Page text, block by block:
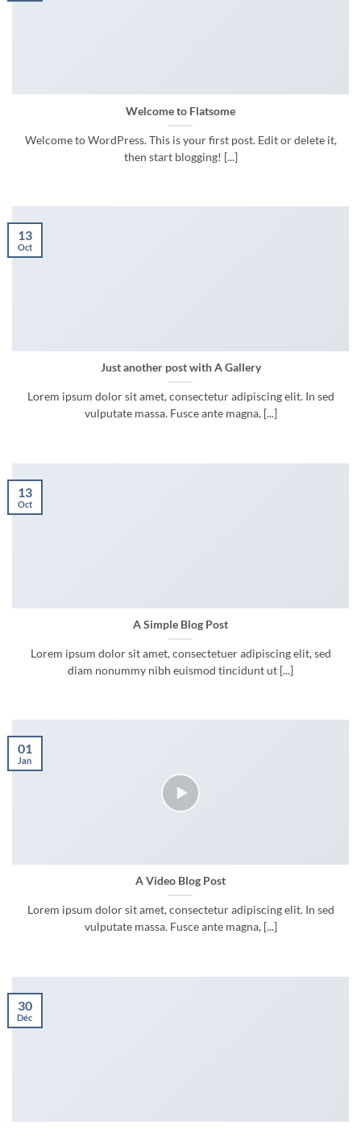
Welcome to Flatsome
Welcome to WordPress. This is your first post. Edit or delete it,
then start blogging! [...]
Just another post with A Gallery
Lorem ipsum dolor sit amet, consectetur adipiscing elit. In sed
vulputate massa. Fusce ante magna, [...]
13
Oct
A Simple Blog Post
Lorem ipsum dolor sit amet, consectetuer adipiscing elit, sed
diam nonummy nibh euismod tincidunt ut [...]
13
Oct
A Video Blog Post
Lorem ipsum dolor sit amet, consectetur adipiscing elit. In sed
vulputate massa. Fusce ante magna, [...]
01
Jan
30
Déc